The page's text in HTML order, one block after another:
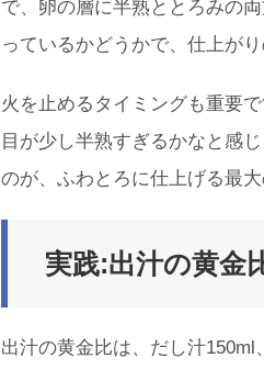
で、卵の層に半熟ととろみの
っているかどうかで、仕上が
火を止めるタイミングも重要
目が少し半熟すぎるかなと感
のが、ふわとろに仕上げる最大
実践:出汁の黄金
出汁の黄金比は、だし汁